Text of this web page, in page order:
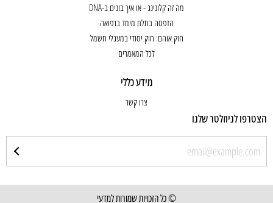
מה זה קלונינג - או איך בונים ב-DNA
הדפסה בתלת מימד ברפואה
חוק אוהם: חוק יסודי במעגלי חשמל
לכל המאמרים
מידע כללי
צרו קשר
הצטרפו לניוזלטר שלנו
© כל הזכויות שמורות למדעי